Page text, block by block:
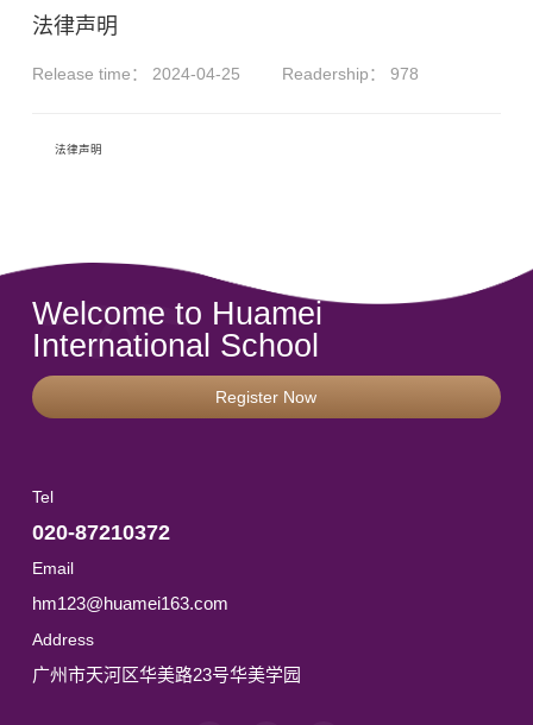
法律声明
Release time： 2024-04-25 Readership：978
法律声明
Welcome to Huamei
International School
Register Now
Tel
020-87210372
Email
hm123@huamei163.com
Address
广州市天河区华美路23号华美学园